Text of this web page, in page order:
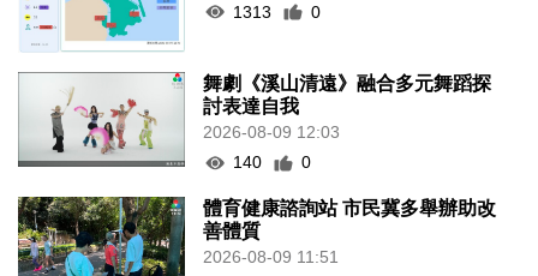
1313
0
舞劇《溪山清遠》融合多元舞蹈探
討表達自我
2026-08-09 12:03
140
0
體育健康諮詢站 市民冀多舉辦助改
善體質
2026-08-09 11:51